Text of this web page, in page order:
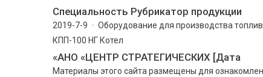
Cпециальность Рубрикатор продукции
2019-7-9 · Оборудование для производства
КПП-100 НГ Котел
«АНО «ЦЕНТР СТРАТЕГИЧЕСКИХ [Дата
Материалы этого сайта размещены для